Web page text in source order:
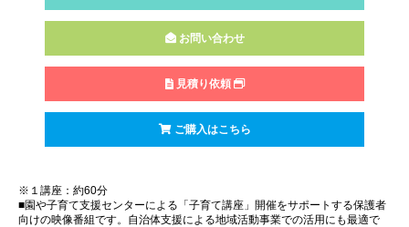
お問い合わせ
見積り依頼
ご購入はこちら
※１講座：約60分
■園や子育て支援センターによる「子育て講座」開催をサポートする保護者
向けの映像番組です。自治体支援による地域活動事業での活用にも最適で